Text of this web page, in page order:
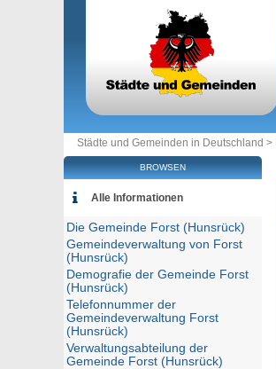
Städte und Gemeinden in Deutschland >
BROWSEN
Alle Informationen
Die Gemeinde Forst (Hunsrück)
Gemeindeverwaltung von Forst
(Hunsrück)
Demografie der Gemeinde Forst
(Hunsrück)
Telefonnummer der
Gemeindeverwaltung Forst
(Hunsrück)
Verwaltungsabteilung der
Gemeinde Forst (Hunsrück)